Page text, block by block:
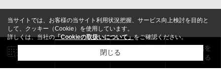
当サイトでは、お客様の当サイト利用状況把握、サービス向上検討を目的と
して、クッキー（Cookie）を使用しています。
詳しくは、当社の「Cookieの取扱いについて」をご確認ください。
閉じる